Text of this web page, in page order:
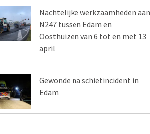
Nachtelijke werkzaamheden aan
N247 tussen Edam en
Oosthuizen van 6 tot en met 13
april
Gewonde na schietincident in
Edam